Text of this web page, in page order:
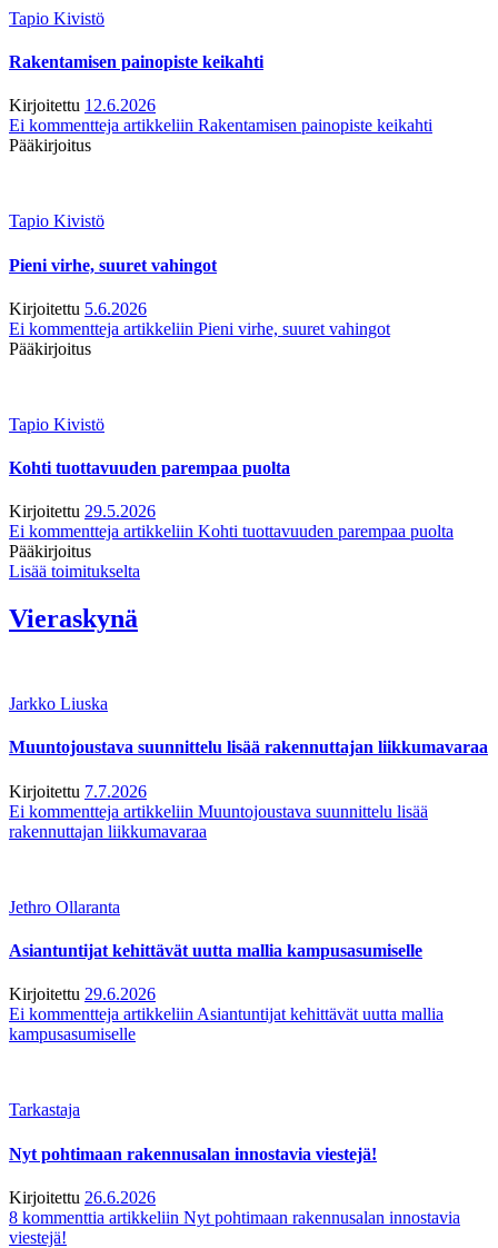
Tapio Kivistö
Rakentamisen painopiste keikahti
Kirjoitettu 12.6.2026
Ei kommentteja artikkeliin Rakentamisen painopiste keikahti
Pääkirjoitus
Tapio Kivistö
Pieni virhe, suuret vahingot
Kirjoitettu 5.6.2026
Ei kommentteja artikkeliin Pieni virhe, suuret vahingot
Pääkirjoitus
Tapio Kivistö
Kohti tuottavuuden parempaa puolta
Kirjoitettu 29.5.2026
Ei kommentteja artikkeliin Kohti tuottavuuden parempaa puolta
Pääkirjoitus
Lisää toimitukselta
Vieraskynä
Jarkko Liuska
Muuntojoustava suunnittelu lisää rakennuttajan liikkumavaraa
Kirjoitettu 7.7.2026
Ei kommentteja artikkeliin Muuntojoustava suunnittelu lisää
rakennuttajan liikkumavaraa
Jethro Ollaranta
Asiantuntijat kehittävät uutta mallia kampusasumiselle
Kirjoitettu 29.6.2026
Ei kommentteja artikkeliin Asiantuntijat kehittävät uutta mallia
kampusasumiselle
Tarkastaja
Nyt pohtimaan rakennusalan innostavia viestejä!
Kirjoitettu 26.6.2026
8 kommenttia artikkeliin Nyt pohtimaan rakennusalan innostavia
viestejä!